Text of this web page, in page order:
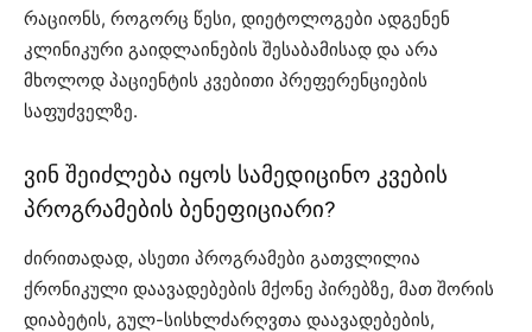
რაციონს, როგორც წესი, დიეტოლოგები ადგენენ
კლინიკური გაიდლაინების შესაბამისად და არა
მხოლოდ პაციენტის კვებითი პრეფერენციების
საფუძველზე.
ვინ შეიძლება იყოს სამედიცინო კვების
პროგრამების ბენეფიციარი?
ძირითადად, ასეთი პროგრამები გათვლილია
ქრონიკული დაავადებების მქონე პირებზე, მათ შორის
დიაბეტის, გულ-სისხლძარღვთა დაავადებების,